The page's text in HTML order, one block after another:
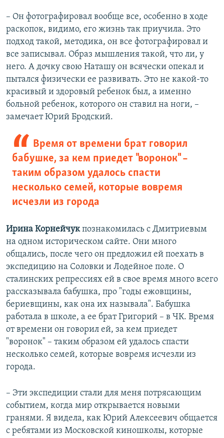
– Он фотографировал вообще все, особенно в ходе
раскопок, видимо, его жизнь так приучила. Это
подход такой, методика, он все фотографировал и
все записывал. Образ мышления такой, что ли, у
него. А дочку свою Наташу он всячески опекал и
пытался физически ее развивать. Это не какой-то
красивый и здоровый ребенок был, а именно
больной ребенок, которого он ставил на ноги, –
замечает Юрий Бродский.
Время от времени брат говорил
бабушке, за кем приедет "воронок" –
таким образом удалось спасти
несколько семей, которые вовремя
исчезли из города
Ирина Корнейчукпознакомилась с Дмитриевым
на одном историческом сайте. Они много
общались, после чего он предложил ей поехать в
экспедицию на Соловки и Лодейное поле. О
сталинских репрессиях ей в свое время много всего
рассказывала бабушка, про "годы ежовщины,
бериевщины, как она их называла". Бабушка
работала в школе, а ее брат Григорий – в ЧК. Время
от времени он говорил ей, за кем приедет
"воронок" – таким образом ей удалось спасти
несколько семей, которые вовремя исчезли из
города.
– Эти экспедиции стали для меня потрясающим
событием, когда мир открывается новыми
гранями. Я видела, как Юрий Алексеевич общается
с ребятами из Московской киношколы, которые